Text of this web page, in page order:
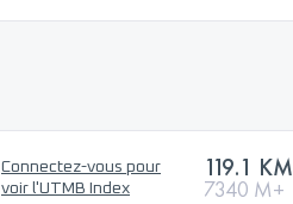
Connectez-vous pour
voir l'UTMB Index
119.1 KM
7340 M+